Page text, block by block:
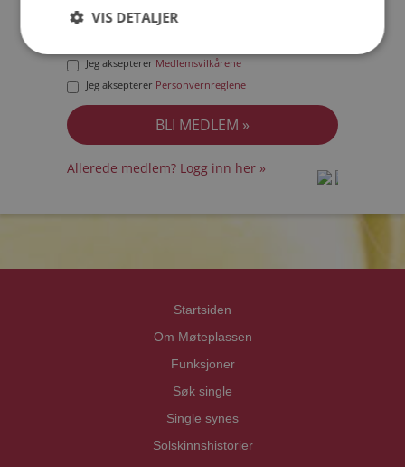
Jeg aksepterer Medlemsvilkårene
Jeg aksepterer Personvernreglene
Allerede medlem? Logg inn her »
Startsiden
Om Møteplassen
Funksjoner
Søk single
Single synes
Solskinnshistorier
VIS DETALJER